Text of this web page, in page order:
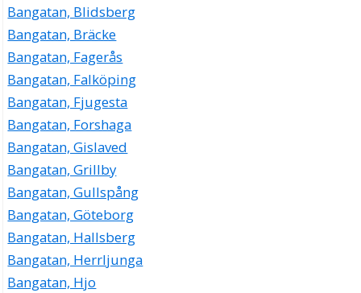
Bangatan, Blidsberg
Bangatan, Bräcke
Bangatan, Fagerås
Bangatan, Falköping
Bangatan, Fjugesta
Bangatan, Forshaga
Bangatan, Gislaved
Bangatan, Grillby
Bangatan, Gullspång
Bangatan, Göteborg
Bangatan, Hallsberg
Bangatan, Herrljunga
Bangatan, Hjo